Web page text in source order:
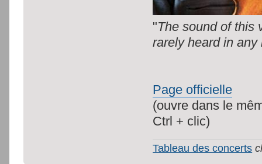
"The sound of this
rarely heard in any
Page officielle
(ouvre dans le
Ctrl + clic)
Tableau des concerts